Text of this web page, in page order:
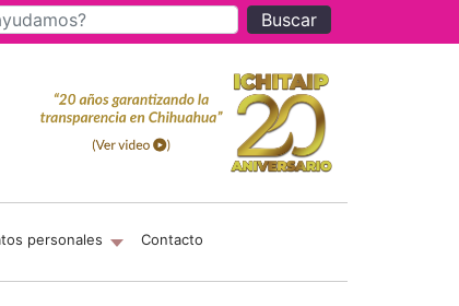
Buscar
personales Contacto